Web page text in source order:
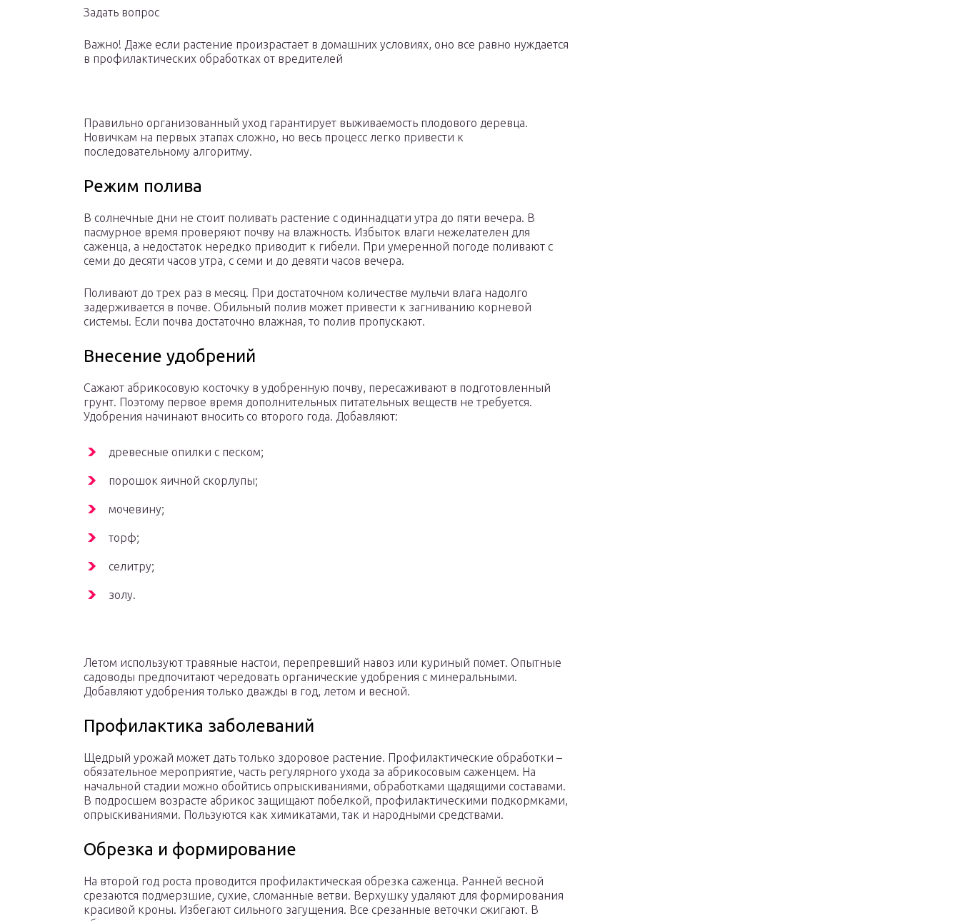
Задать вопрос
Важно! Даже если растение произрастает в домашних условиях, оно все равно нуждается
в профилактических обработках от вредителей
Правильно организованный уход гарантирует выживаемость плодового деревца.
Новичкам на первых этапах сложно, но весь процесс легко привести к
последовательному алгоритму.
Режим полива
В солнечные дни не стоит поливать растение с одиннадцати утра до пяти вечера. В
пасмурное время проверяют почву на влажность. Избыток влаги нежелателен для
саженца, а недостаток нередко приводит к гибели. При умеренной погоде поливают с
семи до десяти часов утра, с семи и до девяти часов вечера.
Поливают до трех раз в месяц. При достаточном количестве мульчи влага надолго
задерживается в почве. Обильный полив может привести к загниванию корневой
системы. Если почва достаточно влажная, то полив пропускают.
Внесение удобрений
Сажают абрикосовую косточку в удобренную почву, пересаживают в подготовленный
грунт. Поэтому первое время дополнительных питательных веществ не требуется.
Удобрения начинают вносить со второго года. Добавляют:
древесные опилки с песком;
порошок яичной скорлупы;
мочевину;
торф;
селитру;
золу.
Летом используют травяные настои, перепревший навоз или куриный помет. Опытные
садоводы предпочитают чередовать органические удобрения с минеральными.
Добавляют удобрения только дважды в год, летом и весной.
Профилактика заболеваний
Щедрый урожай может дать только здоровое растение. Профилактические обработки –
обязательное мероприятие, часть регулярного ухода за абрикосовым саженцем. На
начальной стадии можно обойтись опрыскиваниями, обработками щадящими составами.
В подросшем возрасте абрикос защищают побелкой, профилактическими подкормками,
опрыскиваниями. Пользуются как химикатами, так и народными средствами.
Обрезка и формирование
На второй год роста проводится профилактическая обрезка саженца. Ранней весной
срезаются подмерзшие, сухие, сломанные ветви. Верхушку удаляют для формирования
красивой кроны. Избегают сильного загущения. Все срезанные веточки сжигают. В